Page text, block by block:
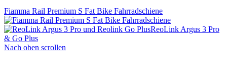
Fiamma Rail Premium S Fat Bike Fahrradschiene
ReoLink Argus 3 Pro
& Go Plus
Nach oben scrollen